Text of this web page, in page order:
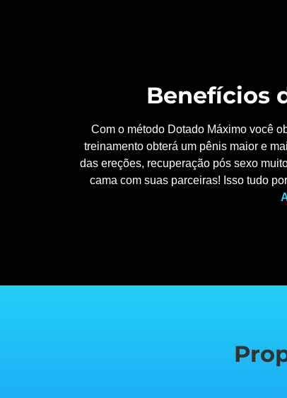
Benefícios
Com o método Dotado Máximo você
treinamento obterá um pênis maior e
das ereções, recuperação pós sexo
cama com suas parceiras! Isso tudo